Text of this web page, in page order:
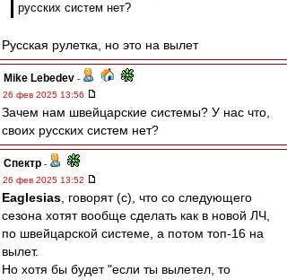
русских систем нет?
Русская рулетка, но это на вылет
Mike Lebedev -
26 фев 2025 13:56
Зачем нам швейцарские системы? У нас что,
своих русских систем нет?
Спектр -
26 фев 2025 13:52
Eaglesias , говорят (с), что со следующего
сезона хотят вообще сделать как в новой ЛЧ,
по швейцарской системе, а потом топ-16 на
вылет.
Но хотя бы будет "если ты вылетел, то